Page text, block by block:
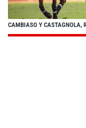
CAMBIASO Y CASTAGNOLA,